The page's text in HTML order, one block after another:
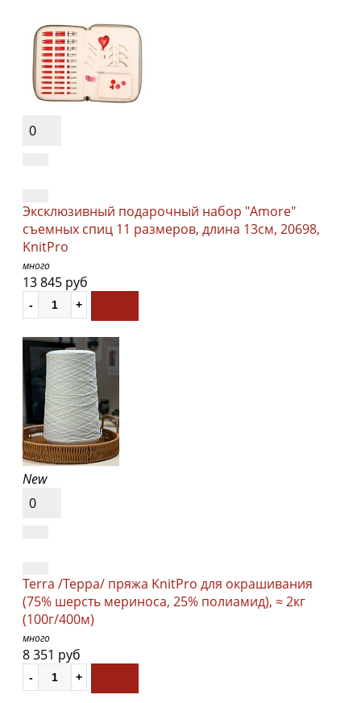
0
Эксклюзивный подарочный набор "Amore"
съемных спиц 11 размеров, длина 13см, 20698,
KnitPro
много
13 845 руб
New
0
Terra /Терра/ пряжа KnitPro для окрашивания
(75% шерсть мериноса, 25% полиамид), ≈ 2кг
(100г/400м)
много
8 351 руб